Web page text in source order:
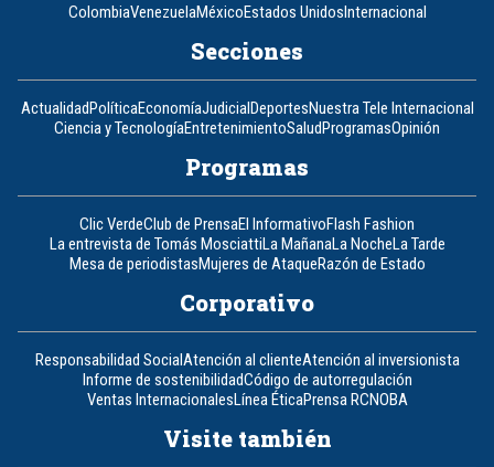
ColombiaVenezuelaMéxicoEstados UnidosInternacional
Secciones
ActualidadPolíticaEconomíaJudicialDeportesNuestra Tele Internacional
Ciencia y TecnologíaEntretenimientoSaludProgramasOpinión
Programas
Clic VerdeClub de PrensaEl InformativoFlash Fashion
La entrevista de Tomás MosciattiLa MañanaLa NocheLa Tarde
Mesa de periodistasMujeres de AtaqueRazón de Estado
Corporativo
Responsabilidad SocialAtención al clienteAtención al inversionista
Informe de sostenibilidadCódigo de autorregulación
Ventas InternacionalesLínea ÉticaPrensa RCNOBA
Visite también